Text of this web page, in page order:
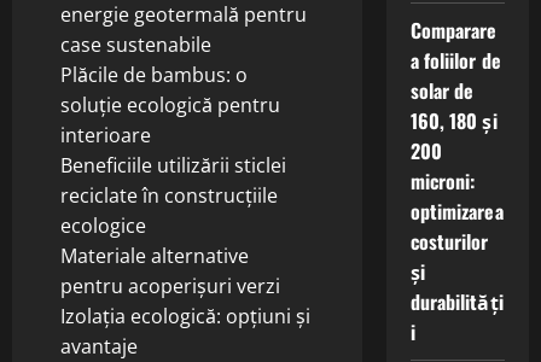
energie geotermală pentru
case sustenabile
Plăcile de bambus: o
soluție ecologică pentru
interioare
Beneficiile utilizării sticlei
reciclate în construcțiile
ecologice
Materiale alternative
pentru acoperișuri verzi
Izolația ecologică: opțiuni și
avantaje
Comparare
a foliilor de
solar de
160, 180 și
200
microni:
optimizarea
costurilor
și
durabilități
i